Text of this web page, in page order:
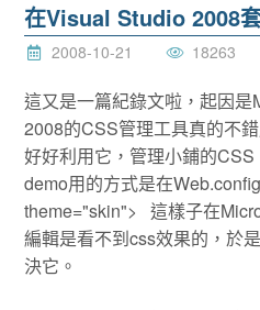
在Visual Studio 2008
2008-10-21 18263
這又是一篇紀錄文啦，起因
2008的CSS管理工具真的不
好好利用它，管理小鋪的
demo用的方式是在
theme="skin"> 這樣子在
編輯是看不到css效果的，於
決它。